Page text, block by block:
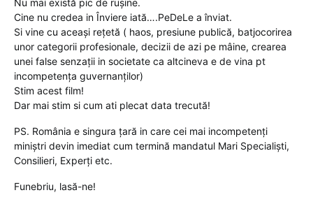
Nu mai există pic de rușine.
Cine nu credea in Înviere iată….PeDeLe a înviat.
Si vine cu aceași rețetă ( haos, presiune publică, batjocorirea
unor categorii profesionale, decizii de azi pe mâine, crearea
unei false senzații in societate ca altcineva e de vina pt
incompetența guvernanților)
Stim acest film!
Dar mai stim si cum ati plecat data trecută!
PS. România e singura țară in care cei mai incompetenți
miniștri devin imediat cum termină mandatul Mari Specialiști,
Consilieri, Experți etc.
Funebriu, lasă-ne!